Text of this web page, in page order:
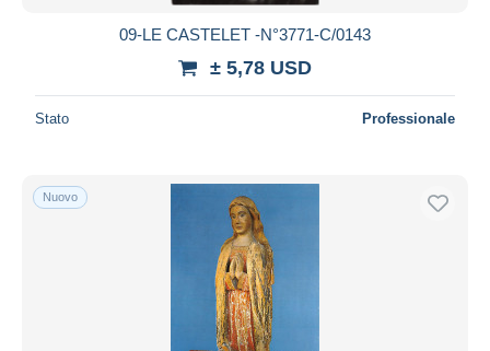
09-LE CASTELET -N°3771-C/0143
± 5,78 USD
Stato Professionale
Nuovo